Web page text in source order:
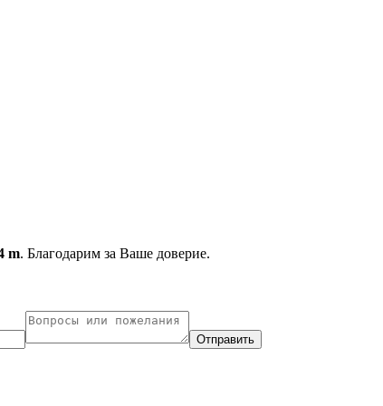
m. Благодарим за Ваше доверие.
Отправить